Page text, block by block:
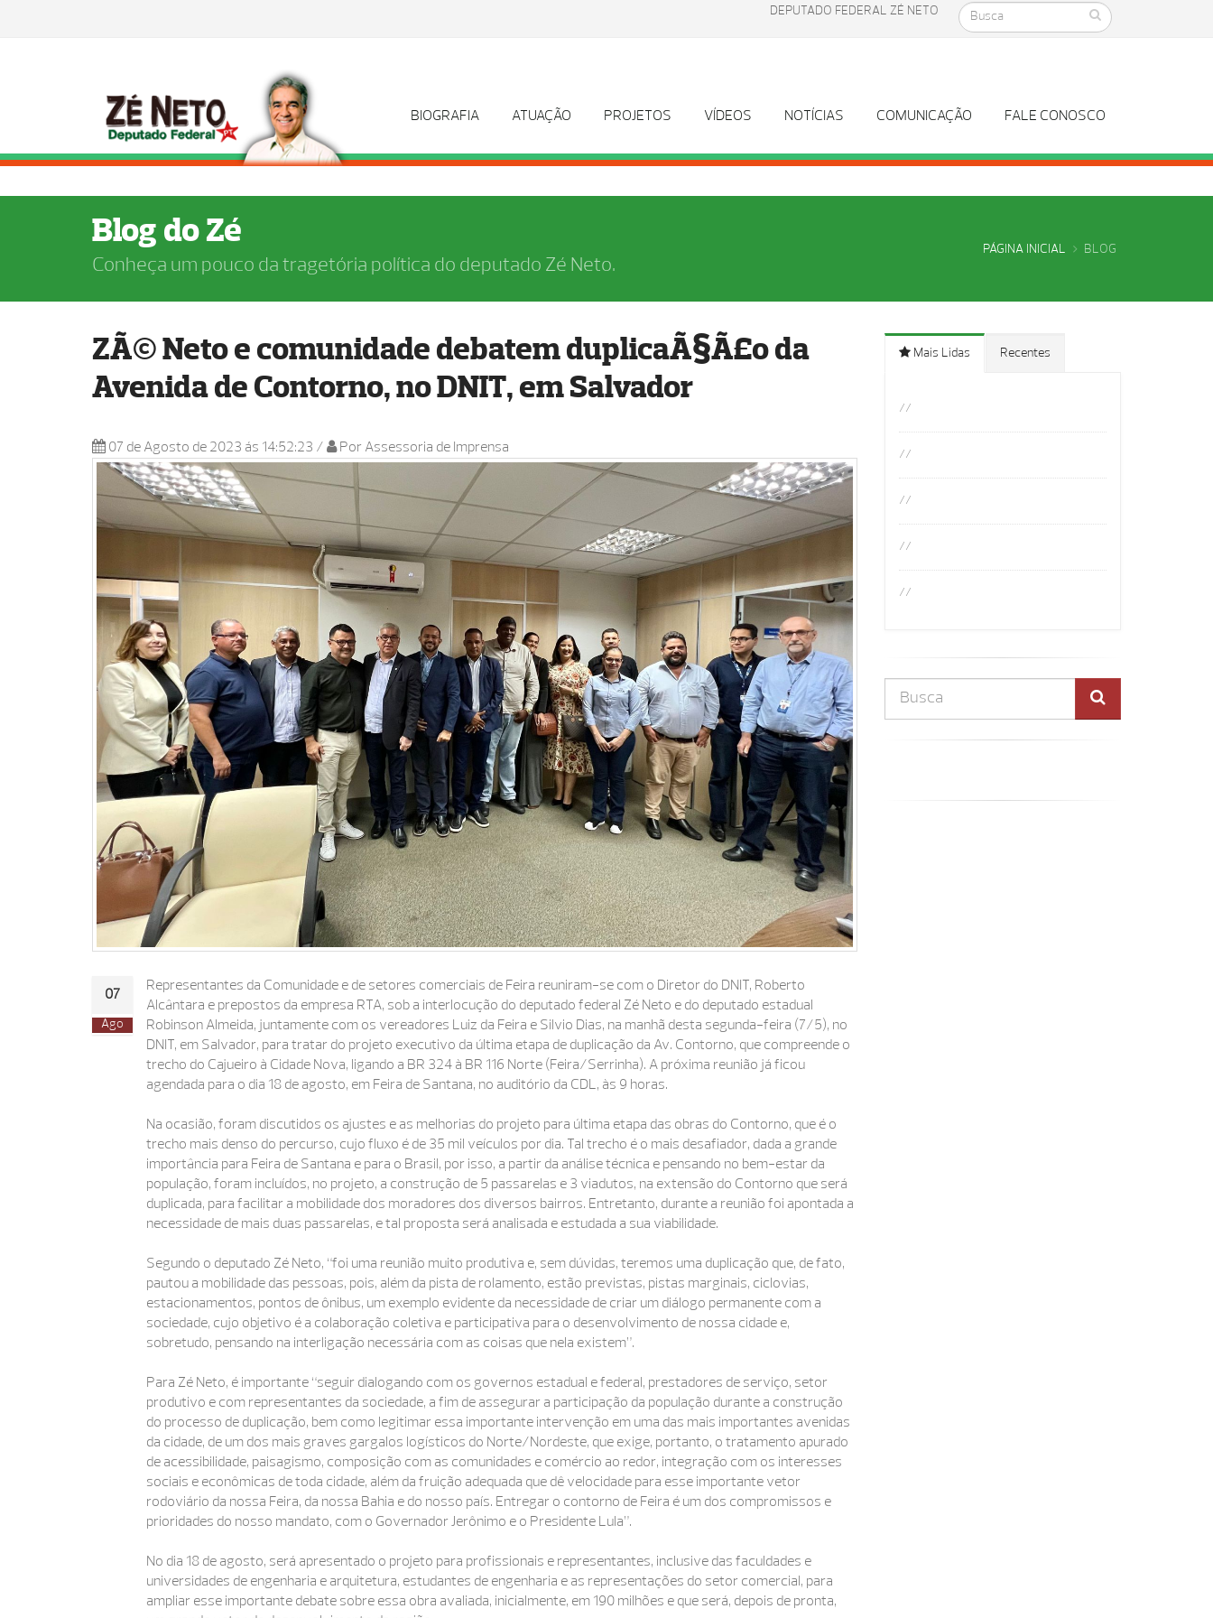
DEPUTADO FEDERAL ZÉ NETO
BIOGRAFIA ATUAÇÃO PROJETOS VÍDEOS NOTÍCIAS COMUNICAÇÃO FALE CONOSCO
Blog do Zé
Conheça um pouco da tragetória política do deputado Zé Neto.
PÁGINA INICIAL BLOG
ZÃ© Neto e comunidade debatem duplicaÃ§Ã£o da
Avenida de Contorno, no DNIT, em Salvador
07 de Agosto de 2023 ás 14:52:23 / Por Assessoria de Imprensa
07
Ago
Representantes da Comunidade e de setores comerciais de Feira reuniram-se com o Diretor do DNIT, Roberto
Alcântara e prepostos da empresa RTA, sob a interlocução do deputado federal Zé Neto e do deputado estadual
Robinson Almeida, juntamente com os vereadores Luiz da Feira e Silvio Dias, na manhã desta segunda-feira (7/5), no
DNIT, em Salvador, para tratar do projeto executivo da última etapa de duplicação da Av. Contorno, que compreende o
trecho do Cajueiro à Cidade Nova, ligando a BR 324 à BR 116 Norte (Feira/Serrinha). A próxima reunião já ficou
agendada para o dia 18 de agosto, em Feira de Santana, no auditório da CDL, às 9 horas.
Na ocasião, foram discutidos os ajustes e as melhorias do projeto para última etapa das obras do Contorno, que é o
trecho mais denso do percurso, cujo fluxo é de 35 mil veículos por dia. Tal trecho é o mais desafiador, dada a grande
importância para Feira de Santana e para o Brasil, por isso, a partir da análise técnica e pensando no bem-estar da
população, foram incluídos, no projeto, a construção de 5 passarelas e 3 viadutos, na extensão do Contorno que será
duplicada, para facilitar a mobilidade dos moradores dos diversos bairros. Entretanto, durante a reunião foi apontada a
necessidade de mais duas passarelas, e tal proposta será analisada e estudada a sua viabilidade.
Segundo o deputado Zé Neto, “foi uma reunião muito produtiva e, sem dúvidas, teremos uma duplicação que, de fato,
pautou a mobilidade das pessoas, pois, além da pista de rolamento, estão previstas, pistas marginais, ciclovias,
estacionamentos, pontos de ônibus, um exemplo evidente da necessidade de criar um diálogo permanente com a
sociedade, cujo objetivo é a colaboração coletiva e participativa para o desenvolvimento de nossa cidade e,
sobretudo, pensando na interligação necessária com as coisas que nela existem”.
Para Zé Neto, é importante “seguir dialogando com os governos estadual e federal, prestadores de serviço, setor
produtivo e com representantes da sociedade, a fim de assegurar a participação da população durante a construção
do processo de duplicação, bem como legitimar essa importante intervenção em uma das mais importantes avenidas
da cidade, de um dos mais graves gargalos logísticos do Norte/Nordeste, que exige, portanto, o tratamento apurado
de acessibilidade, paisagismo, composição com as comunidades e comércio ao redor, integração com os interesses
sociais e econômicas de toda cidade, além da fruição adequada que dê velocidade para esse importante vetor
rodoviário da nossa Feira, da nossa Bahia e do nosso país. Entregar o contorno de Feira é um dos compromissos e
prioridades do nosso mandato, com o Governador Jerônimo e o Presidente Lula”.
No dia 18 de agosto, será apresentado o projeto para profissionais e representantes, inclusive das faculdades e
universidades de engenharia e arquitetura, estudantes de engenharia e as representações do setor comercial, para
ampliar esse importante debate sobre essa obra avaliada, inicialmente, em 190 milhões e que será, depois de pronta,
Mais Lidas Recentes
//
//
//
//
//